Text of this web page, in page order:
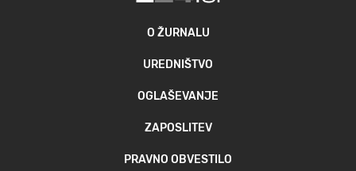
O ŽURNALU
UREDNIŠTVO
OGLAŠEVANJE
ZAPOSLITEV
PRAVNO OBVESTILO